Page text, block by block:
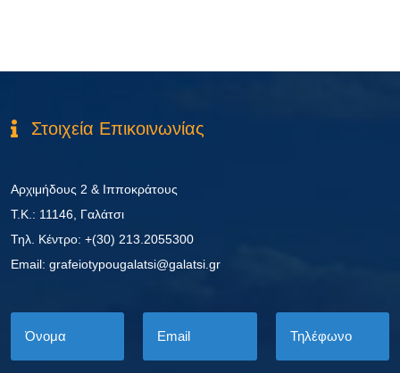
Στοιχεία Επικοινωνίας
Αρχιμήδους 2 & Ιπποκράτους
Τ.Κ.: 11146, Γαλάτσι
Τηλ. Κέντρο: +(30) 213.2055300
Εmail: grafeiotypougalatsi@galatsi.gr